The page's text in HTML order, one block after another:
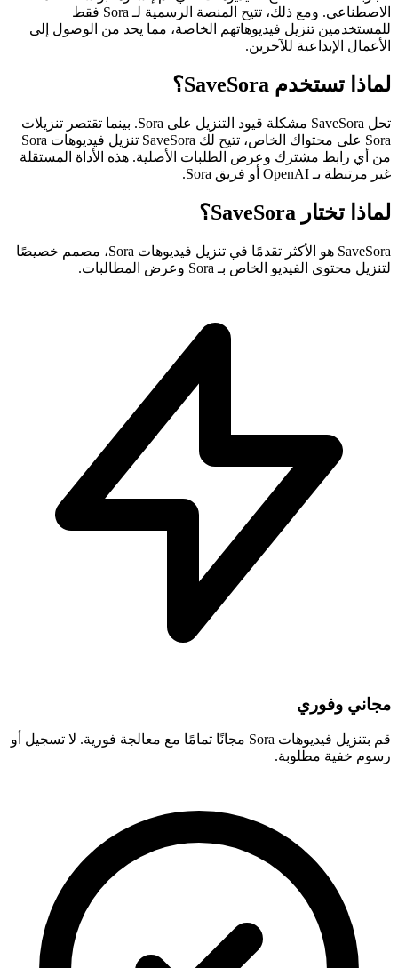
الاصطناعي. ومع ذلك، تتيح المنصة الرسمية لـ Sora فقط
للمستخدمين تنزيل فيديوهاتهم الخاصة، مما يحد من الوصول إلى
الأعمال الإبداعية للآخرين.
لماذا تستخدم SaveSora؟
تحل SaveSora مشكلة قيود التنزيل على Sora. بينما تقتصر تنزيلات
Sora على محتواك الخاص، تتيح لك SaveSora تنزيل فيديوهات Sora
من أي رابط مشترك وعرض الطلبات الأصلية. هذه الأداة المستقلة
غير مرتبطة بـ OpenAI أو فريق Sora.
لماذا تختار SaveSora؟
SaveSora هو الأكثر تقدمًا في تنزيل فيديوهات Sora، مصمم خصيصًا
لتنزيل محتوى الفيديو الخاص بـ Sora وعرض المطالبات.
مجاني وفوري
قم بتنزيل فيديوهات Sora مجانًا تمامًا مع معالجة فورية. لا تسجيل أو
رسوم خفية مطلوبة.